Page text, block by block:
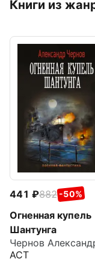
Книги из
441 882 -50%
Огненная купель
Шантунга
АСТ